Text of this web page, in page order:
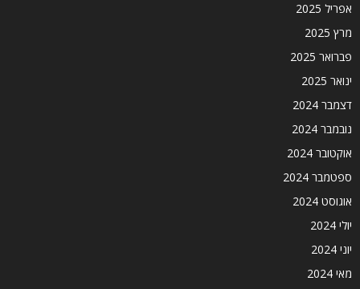
אפריל 2025
מרץ 2025
פברואר 2025
ינואר 2025
דצמבר 2024
נובמבר 2024
אוקטובר 2024
ספטמבר 2024
אוגוסט 2024
יולי 2024
יוני 2024
מאי 2024